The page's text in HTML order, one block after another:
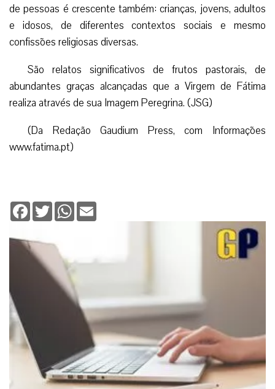
de pessoas é crescente também: crianças, jovens, adultos
e idosos, de diferentes contextos sociais e mesmo
confissões religiosas diversas.
São relatos significativos de frutos pastorais, de
abundantes graças alcançadas que a Virgem de Fátima
realiza através de sua Imagem Peregrina. (JSG)
(Da Redação Gaudium Press, com Informações
www.fatima.pt)
Facebook
TwitterWhatsApp